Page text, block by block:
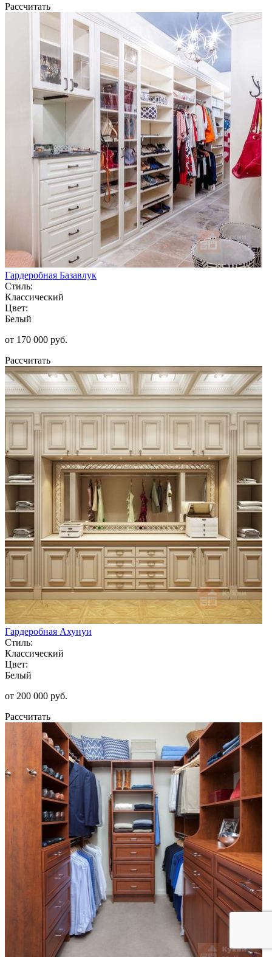
Рассчитать
Гардеробная Базавлук
Стиль:
Классический
Цвет:
Белый
от 170 000 руб.
Рассчитать
Гардеробная Ахунуи
Стиль:
Классический
Цвет:
Белый
от 200 000 руб.
Рассчитать